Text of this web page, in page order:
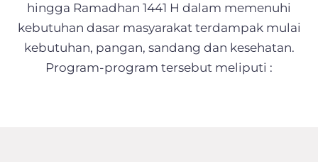
hingga Ramadhan 1441 H dalam memenuhi
kebutuhan dasar masyarakat terdampak mulai
kebutuhan, pangan, sandang dan kesehatan.
Program-program tersebut meliputi :